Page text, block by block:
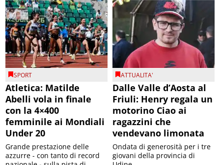
SPORT
Atletica: Matilde
Abelli vola in finale
con la 4×400
femminile ai Mondiali
Under 20
Grande prestazione delle
azzurre - con tanto di record
ATTUALITA'
Dalle Valle d’Aosta al
Friuli: Henry regala un
motorino Ciao ai
ragazzini che
vendevano limonata
Ondata di generosità per i tre
giovani della provincia di